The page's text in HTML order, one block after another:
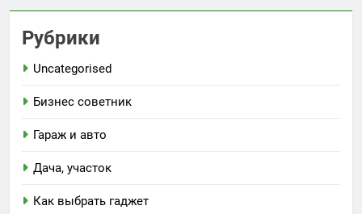
Рубрики
Uncategorised
Бизнес советник
Гараж и авто
Дача, участок
Как выбрать гаджет